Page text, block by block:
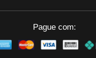
Pague com: